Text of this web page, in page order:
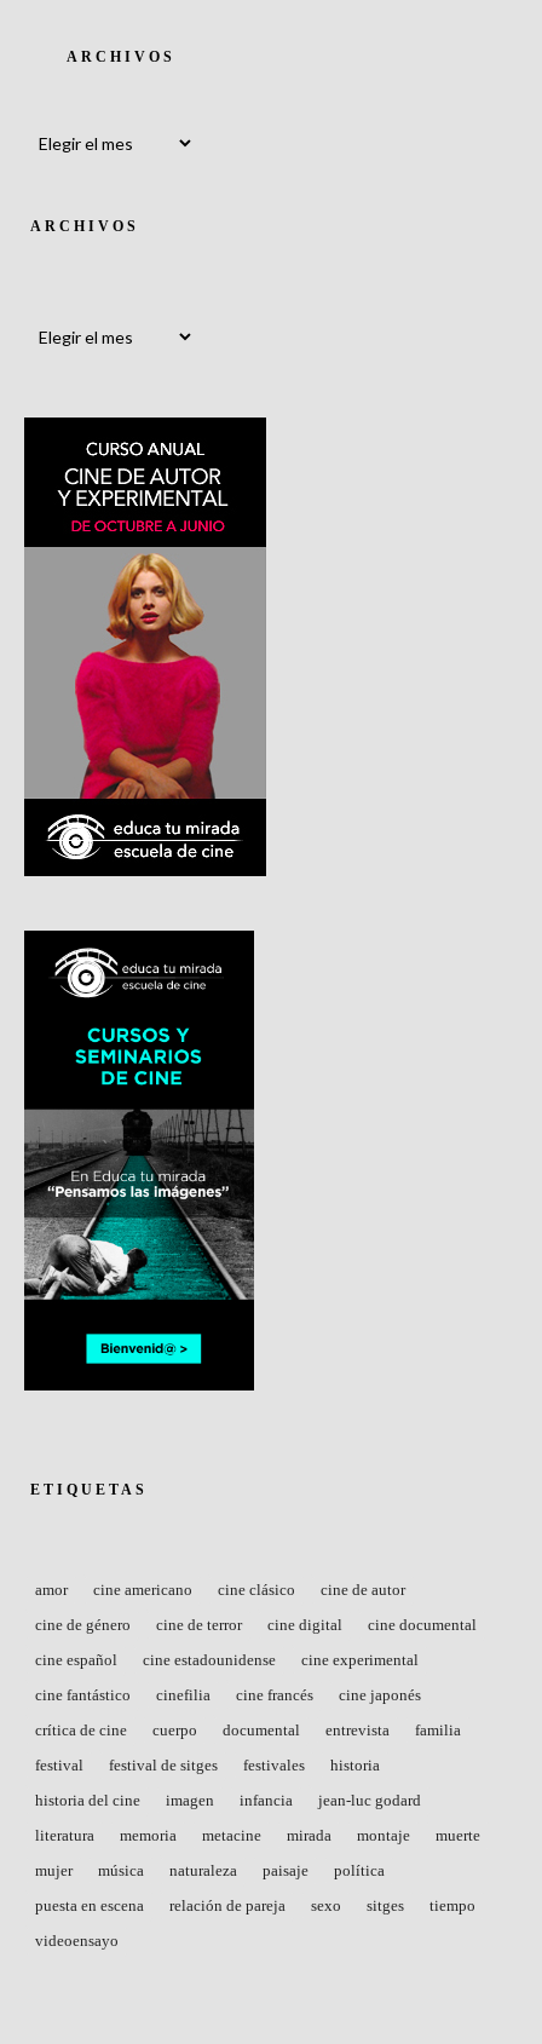
ARCHIVOS
ARCHIVOS
ETIQUETAS
amor cine americano cine clásico
cine de autor
cine de género
cine de terror cine digital
cine documental
cine español
cine estadounidense
cine experimental
cine fantástico
cinefilia cine francés
cine japonés
crítica de cine
cuerpo documental entrevista
familia
festival
festival de sitges festivales
historia
historia del cine
imagen infancia
jean-luc godard
literatura
memoria metacine mirada montaje
muerte
mujer
música naturaleza paisaje
política
puesta en escena
relación de pareja sexo sitges
tiempo
videoensayo